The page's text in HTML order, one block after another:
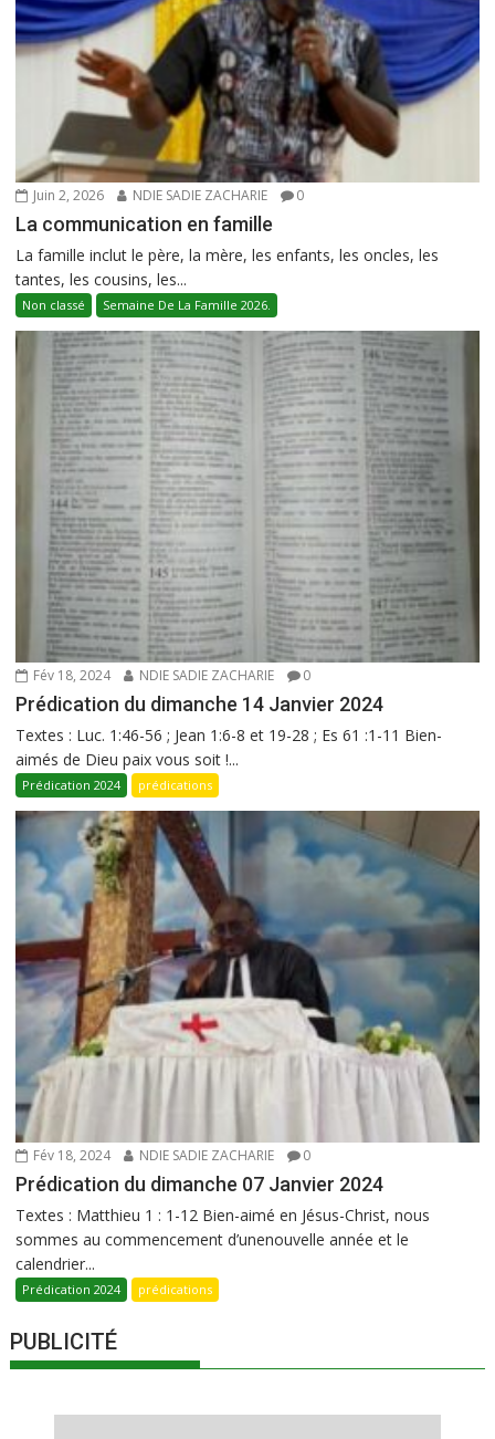
Juin 2, 2026 NDIE SADIE ZACHARIE 0
La communication en famille
La famille inclut le père, la mère, les enfants, les oncles, les
tantes, les cousins, les...
Non classé Semaine De La Famille 2026.
Fév 18, 2024 NDIE SADIE ZACHARIE 0
Prédication du dimanche 14 Janvier 2024
Textes : Luc. 1:46-56 ; Jean 1:6-8 et 19-28 ; Es 61 :1-11 Bien-
aimés de Dieu paix vous soit !...
Prédication 2024 prédications
Fév 18, 2024 NDIE SADIE ZACHARIE 0
Prédication du dimanche 07 Janvier 2024
Textes : Matthieu 1 : 1-12 Bien-aimé en Jésus-Christ, nous
sommes au commencement d’unenouvelle année et le
calendrier...
Prédication 2024 prédications
PUBLICITÉ